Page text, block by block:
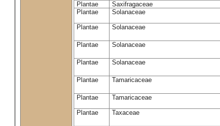
Plantae
Saxifragaceae
Plantae
Solanaceae
Plantae Solanaceae
Plantae Solanaceae
Plantae Solanaceae
Plantae Tamaricaceae
Plantae Tamaricaceae
Plantae Taxaceae